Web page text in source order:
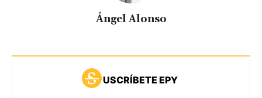
Ángel Alonso
USCRÍBETE EPY